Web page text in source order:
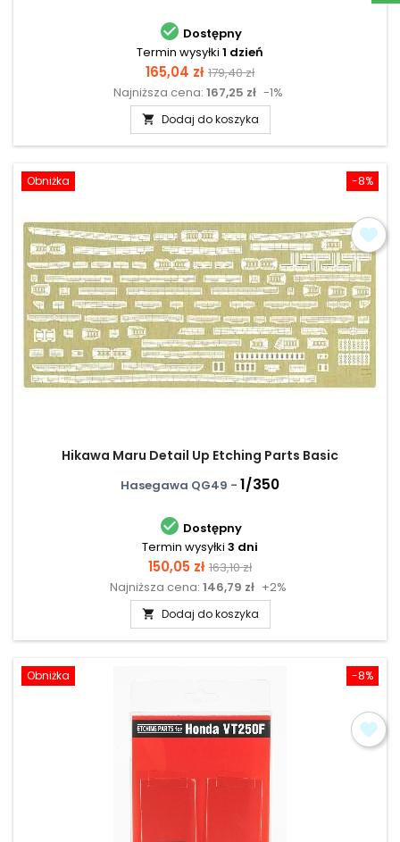
 Dostępny
Termin wysyłki 1 dzień
Cena
165,04 zł Cena
podstawowa
179,40 zł
Najniższa cena: 167,25 zł -1%
 Dodaj do koszyka
-8%
Obniżka
Hikawa Maru Detail Up Etching Parts Basic
Hasegawa QG49 - 1/350
 Dostępny
Termin wysyłki 3 dni
Cena
150,05 zł Cena
podstawowa
163,10 zł
Najniższa cena: 146,79 zł +2%
 Dodaj do koszyka
-8%
Obniżka